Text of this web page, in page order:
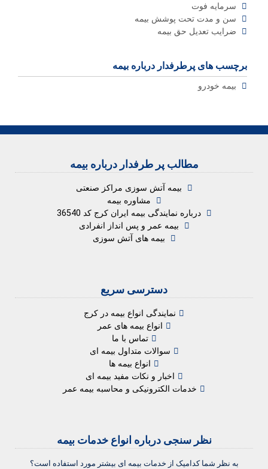
سرمایه فوت
سن و مدت تحت پوشش بیمه
ضرایب تعدیل حق بیمه
برچسب های پرطرفدار درباره بیمه
بیمه خودرو
مطالب پر طرفدار درباره بیمه
بیمه آتش سوزی مراکز صنعتی
مشاوره بیمه
درباره نمایندگی بیمه ایران کرج کد 36540
بیمه عمر و پس انداز انفرادی
بیمه های آتش سوزی
دسترسی سریع
نمایندگی انواع بیمه در کرج
انواع بیمه های عمر
تماس با ما
سوالات متداول بیمه ای
انواع بیمه ها
اخبار و نکات مفید بیمه ای
خدمات الکترونیکی و محاسبه بیمه عمر
نظر سنجی درباره انواع خدمات بیمه
به نظر شما کدامیک از خدمات بیمه ای بیشتر مورد استفاده است؟